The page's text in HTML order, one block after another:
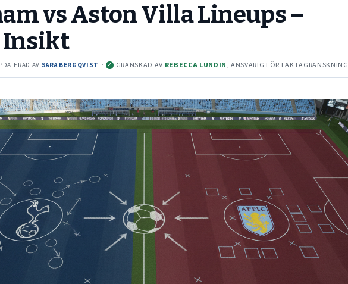
vs Aston Villa Lineups –
Insikt
AV SARA BERGQVIST · ✓ GRANSKAD AV REBECCA LUNDIN, ANSVARIG FÖR FAKTAGRANSKNING